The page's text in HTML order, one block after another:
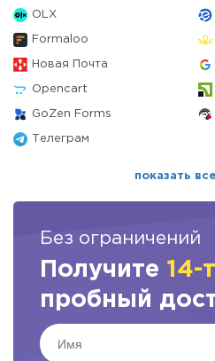
OLX
Formaloo
Новая Почта
Opencart
GoZen Forms
Телеграм
показать
Без ограничений
Получите 14-
пробный